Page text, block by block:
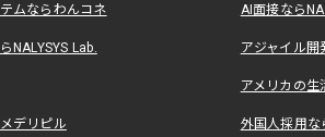
ムならわんコネ AI面接なら
NALYSYS Lab. アジャイル
アメリカの
デリピル 外国人採用